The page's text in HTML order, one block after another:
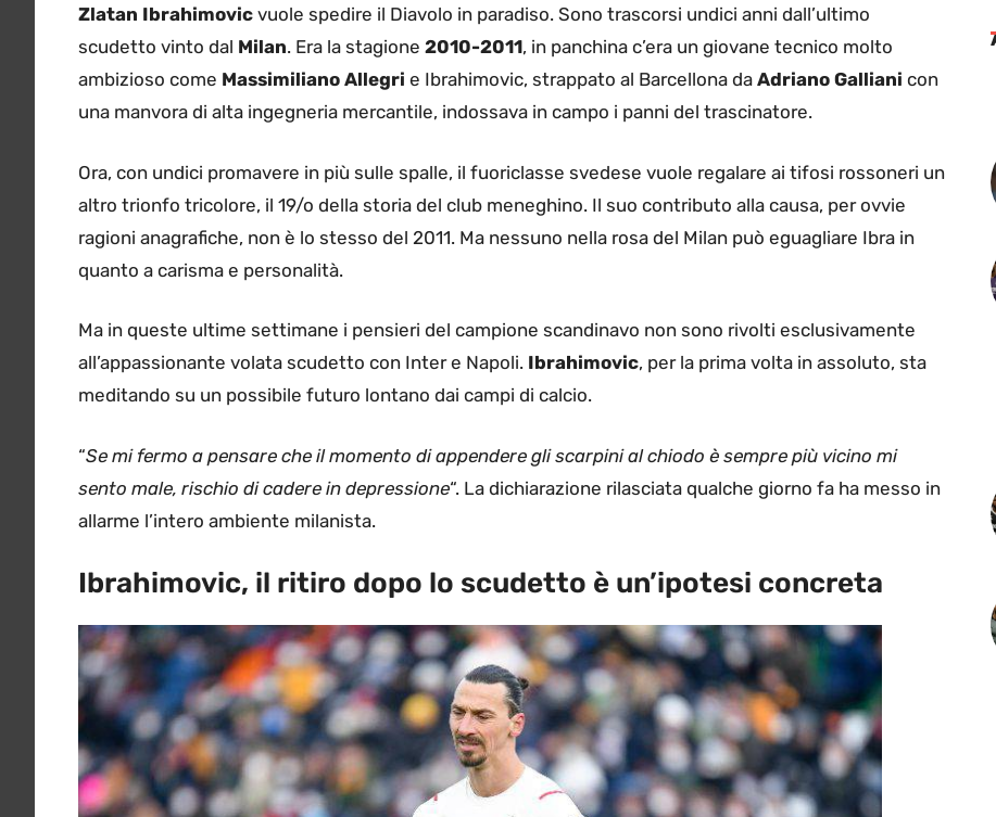
Zlatan Ibrahimovic vuole spedire il Diavolo in paradiso. Sono trascorsi undici anni dall’ultimo
scudetto vinto dal Milan. Era la stagione 2010-2011, in panchina c’era un giovane tecnico molto
ambizioso come Massimiliano Allegri e Ibrahimovic, strappato al Barcellona da Adriano Galliani con
una manvora di alta ingegneria mercantile, indossava in campo i panni del trascinatore.
Ora, con undici promavere in più sulle spalle, il fuoriclasse svedese vuole regalare ai tifosi rossoneri un
altro trionfo tricolore, il 19/o della storia del club meneghino. Il suo contributo alla causa, per ovvie
ragioni anagrafiche, non è lo stesso del 2011. Ma nessuno nella rosa del Milan può eguagliare Ibra in
quanto a carisma e personalità.
Ma in queste ultime settimane i pensieri del campione scandinavo non sono rivolti esclusivamente
all’appassionante volata scudetto con Inter e Napoli. Ibrahimovic, per la prima volta in assoluto, sta
meditando su un possibile futuro lontano dai campi di calcio.
“Se mi fermo a pensare che il momento di appendere gli scarpini al chiodo è sempre più vicino mi
sento male, rischio di cadere in depressione“. La dichiarazione rilasciata qualche giorno fa ha messo in
allarme l’intero ambiente milanista.
Ibrahimovic, il ritiro dopo lo scudetto è un’ipotesi concreta